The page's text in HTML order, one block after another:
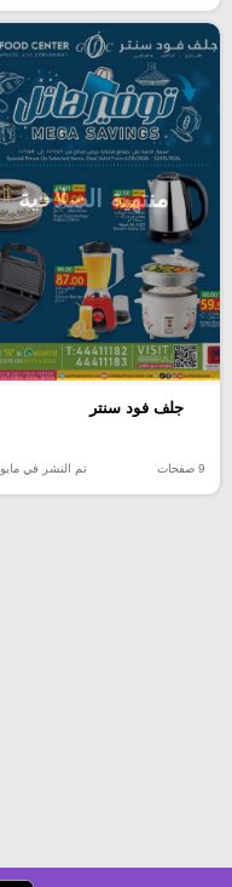
منتهية الصلاحية
جلف فود سنتر
9 صفحات تم النشر في مايو 06